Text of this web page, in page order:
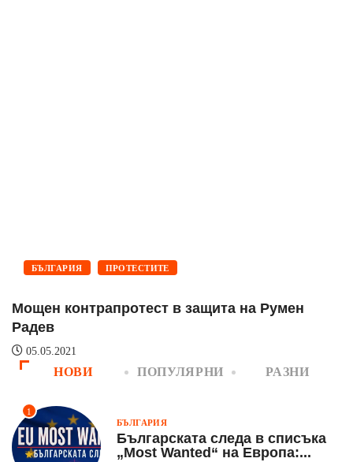
БЪЛГАРИЯ ПРОТЕСТИТЕ
Мощен контрапротест в защита на Румен
Радев
05.05.2021
НОВИ ПОПУЛЯРНИ РАЗНИ
1
БЪЛГАРИЯ
Българската следа в списъка
„Most Wanted“ на Европа:...